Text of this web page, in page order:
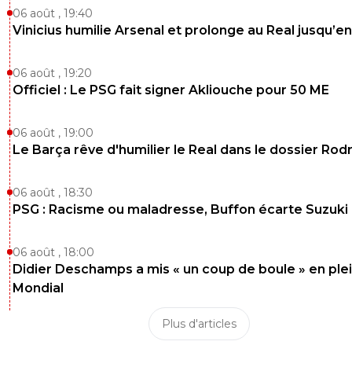
06 août , 19:40
Vinicius humilie Arsenal et prolonge au Real
06 août , 19:20
Officiel : Le PSG fait signer Akliouche pour 50 ME
06 août , 19:00
Le Barça rêve d'humilier le Real dans le dossier
06 août , 18:30
PSG : Racisme ou maladresse, Buffon écarte Suzuki
06 août , 18:00
Didier Deschamps a mis « un coup de boule » en
Mondial
Plus d'articles